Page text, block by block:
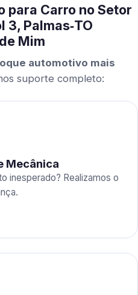
para Carro no Setor
3, Palmas‑TO
Mim
automotivo mais
suporte completo:
Mecânica
inesperado? Realizamos o